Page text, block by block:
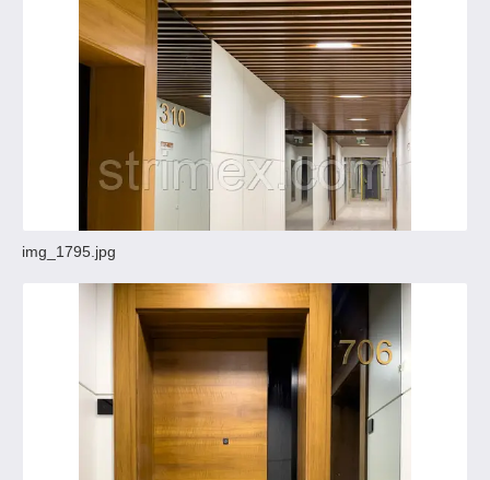
img_1795.jpg